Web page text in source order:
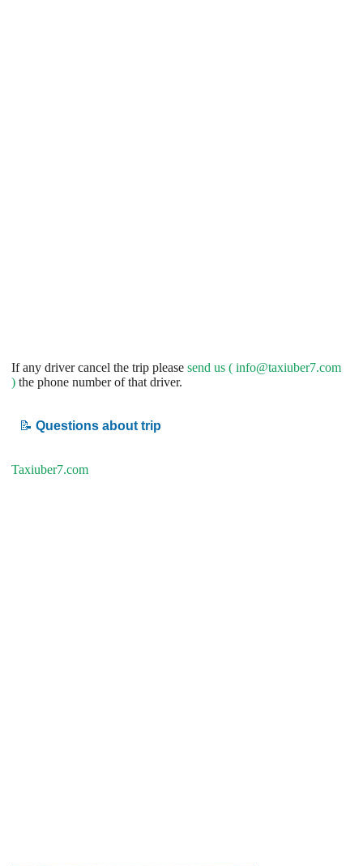
If any driver cancel the trip please send us ( info@taxiuber7.com
) the phone number of that driver.
📝 Questions about trip
Taxiuber7.com